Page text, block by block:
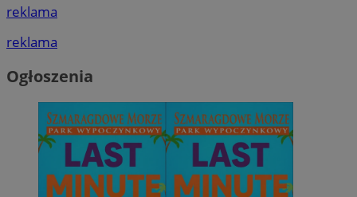
reklama
reklama
Ogłoszenia